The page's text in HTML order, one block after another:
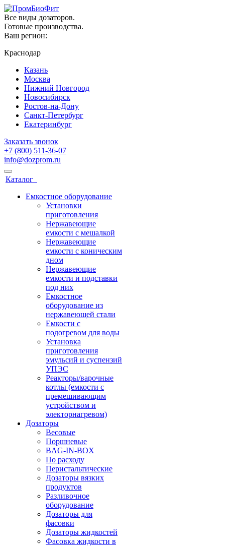
Все виды дозаторов.
Готовые производства.
Ваш регион:
Краснодар
Казань
Москва
Нижний Новгород
Новосибирск
Ростов-на-Дону
Санкт-Петербург
Екатеринбург
Заказать звонок
+7 (800) 511-36-07
info@dozprom.ru
Каталог
Емкостное оборудование
Установки
приготовления
Нержавеющие
емкости с мешалкой
Нержавеющие
емкости с коническим
дном
Нержавеющие
емкости и подставки
под них
Емкостное
оборудование из
нержавеющей стали
Емкости с
подогревом для воды
Установка
приготовления
эмульсий и суспензий
УПЭС
Реакторы/варочные
котлы (емкости с
премешивающим
устройством и
электорнагревом)
Дозаторы
Весовые
Поршневые
BAG-IN-BOX
По расходу
Перистальтические
Дозаторы вязких
продуктов
Разливочное
оборудование
Дозаторы для
фасовки
Дозаторы жидкостей
Фасовка жидкости в